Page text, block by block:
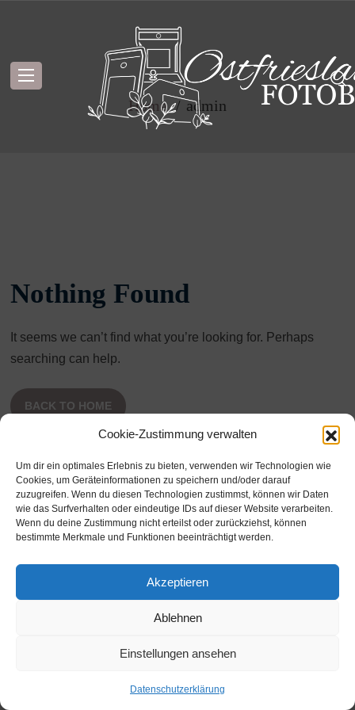
Cookie-Zustimmung verwalten
Um dir ein optimales Erlebnis zu bieten, verwenden wir Technologien wie
Cookies, um Geräteinformationen zu speichern und/oder darauf
zuzugreifen. Wenn du diesen Technologien zustimmst, können wir Daten
wie das Surfverhalten oder eindeutige IDs auf dieser Website verarbeiten.
Wenn du deine Zustimmung nicht erteilst oder zurückziehst, können
bestimmte Merkmale und Funktionen beeinträchtigt werden.
Akzeptieren
Ablehnen
Einstellungen ansehen
Datenschutzerklärung
Posts by: admin
Home admin
Nothing Found
It seems we can’t find what you’re looking for. Perhaps
searching can help.
BACK TO HOME
© Copyright 2026 |Ostfriesland Fotobox|Kontakt|
Impressum| Alle Rechte vorbehalten.